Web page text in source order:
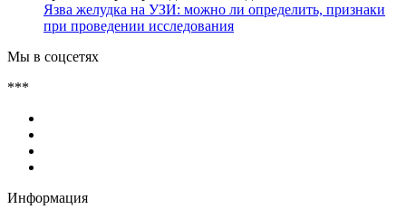
Язва желудка на УЗИ: можно ли определить, признаки
при проведении исследования
Мы в соцсетях
***
Информация